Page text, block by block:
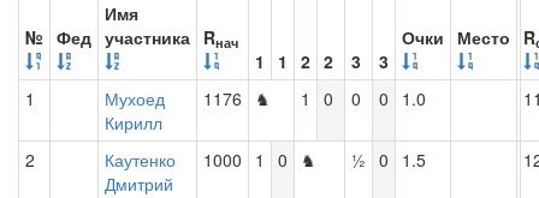
№ Фед
Имя
участника Rнач
1 1 2 2 3 3
Очки Место R
1
Мухоед
Кирилл
1176 ♞ 1 0 0 0 1.0
2
Каутенко
Дмитрий
1000 1 0 ♞ ½ 0 1.5